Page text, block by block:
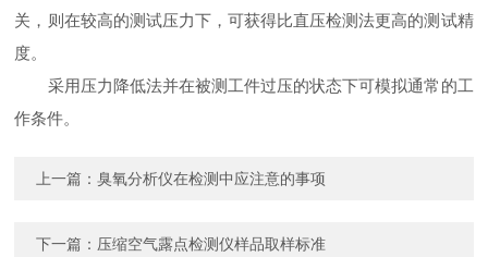
关，则在较高的测试压力下，可获得比直压检测法更高的测试精
度。
采用压力降低法并在被测工件过压的状态下可模拟通常的工
作条件。
上一篇：臭氧分析仪在检测中应注意的事项
下一篇： 压缩空气露点检测仪样品取样标准